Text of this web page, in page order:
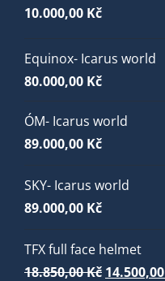
10.000,00 Kč
Equinox- Icarus world
80.000,00 Kč
ÓM- Icarus world
89.000,00 Kč
SKY- Icarus world
89.000,00 Kč
TFX full face helmet
18.850,00Kč Původní
14.500,00